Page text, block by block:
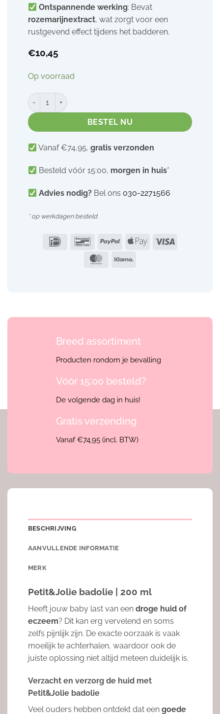
Ontspannende werking: Bevat
rozemarijnextract, wat zorgt voor een
rustgevend effect tijdens het badderen.
€10,45
Op voorraad
Petit&Jolie badolie | 200 ml aantal
BESTEL NU
Vanaf €74,95,gratis verzonden
Besteld vóór 15:00, morgen in huis*
Advies nodig? Bel ons 030-2271566
* op werkdagen besteld
IDeal Bancontact
PayPal Apple
Visa
MasterCard
Klarna
Breed assortiment
Producten rondom je bevalling
Vóór 15:00 besteld?
De volgende dag in huis!
Gratis verzending
Vanaf €74,95 (incl. BTW)
BESCHRIJVING
AANVULLENDE INFORMATIE
MERK
Petit&Jolie badolie | 200 ml
Heeft jouw baby last van een droge huid of
eczeem? Dit kan erg vervelend en soms
zelfs pijnlijk zijn. De exacte oorzaak is vaak
moeilijk te achterhalen, waardoor ook de
juiste oplossing niet altijd meteen duidelijk is.
Verzacht en verzorg de huid met
Petit&Jolie badolie
Veel ouders hebben ontdekt dat een goede